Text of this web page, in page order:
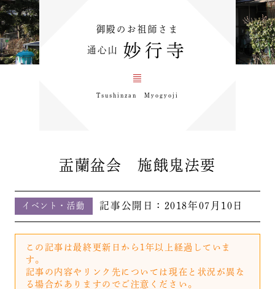
御殿のお祖師さま
通心山 妙行寺
Tsushinzan Myogyoji
盂蘭盆会 施餓鬼法要
イベント・活動 記事公開日： 2018年07月10日
この記事は最終更新日から1年以上経過していま
す。
記事の内容やリンク先については現在と状況が異な
る場合がありますのでご注意ください。